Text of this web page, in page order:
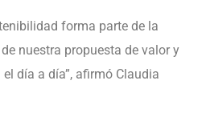
forma parte de la
nuestra propuesta de valor y
día a día”, afirmó Claudia